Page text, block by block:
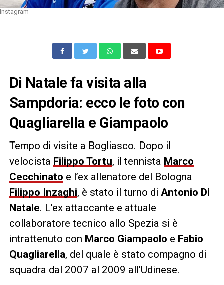
Instagram
Di Natale fa visita alla
Sampdoria: ecco le foto con
Quagliarella e Giampaolo
Tempo di visite a Bogliasco. Dopo il
velocista Filippo Tortu, il tennista Marco
Cecchinato e l’ex allenatore del Bologna
Filippo Inzaghi, è stato il turno di Antonio Di
Natale. L’ex attaccante e attuale
collaboratore tecnico allo Spezia si è
intrattenuto con Marco Giampaolo e Fabio
Quagliarella, del quale è stato compagno di
squadra dal 2007 al 2009 all’Udinese.